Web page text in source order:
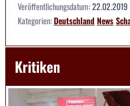
Veröffentlichungsdatum:22.02.2019
Kategorien:DeutschlandNews
Kritiken